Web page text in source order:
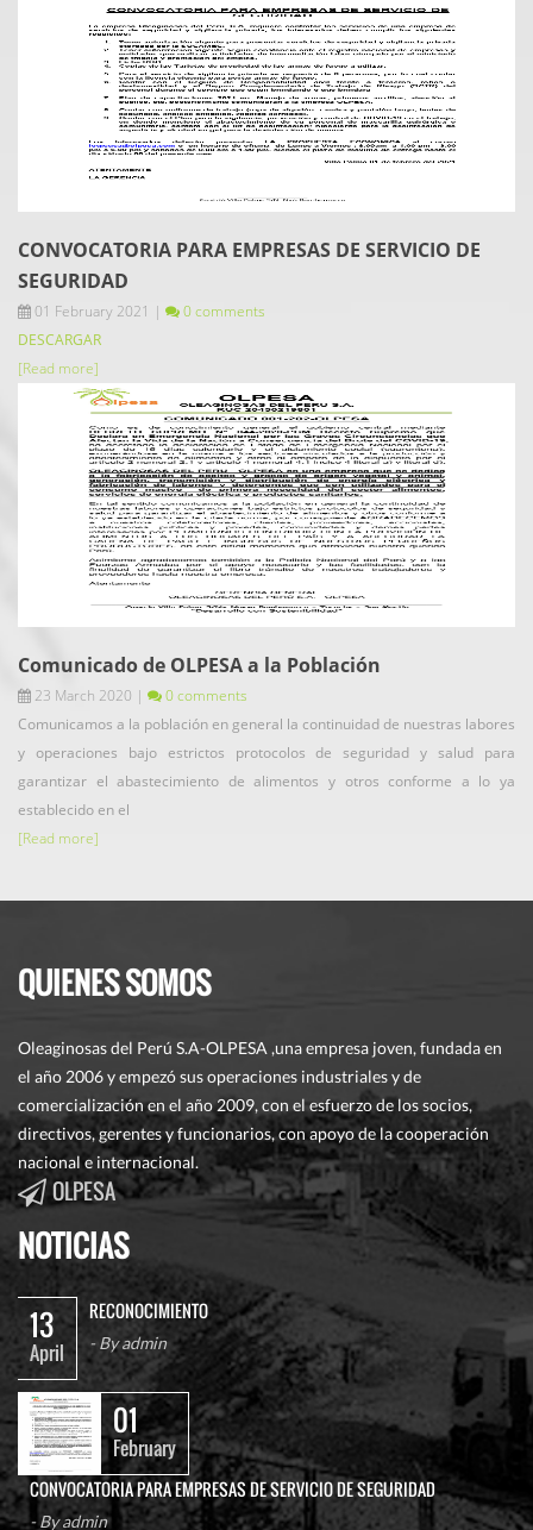
CONVOCATORIA PARA EMPRESAS DE SERVICIO DE
SEGURIDAD
01 February 2021 |
0 comments
DESCARGAR
[Read more]
Comunicado de OLPESA a la Población
23 March 2020 |
0 comments
Comunicamos a la población en general la continuidad de nuestras labores
y operaciones bajo estrictos protocolos de seguridad y salud para
garantizar el abastecimiento de alimentos y otros conforme a lo ya
establecido en el
[Read more]
QUIENES SOMOS
Oleaginosas del Perú S.A-OLPESA ,una empresa joven, fundada en
el año 2006 y empezó sus operaciones industriales y de
comercialización en el año 2009, con el esfuerzo de los socios,
directivos, gerentes y funcionarios, con apoyo de la cooperación
nacional e internacional.
OLPESA
NOTICIAS
13
April
RECONOCIMIENTO
- Byadmin
01
February
CONVOCATORIA PARA EMPRESAS DE SERVICIO DE SEGURIDAD
- Byadmin